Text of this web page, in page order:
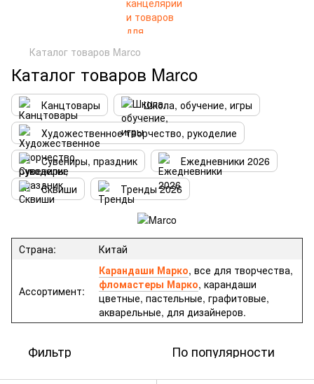
Каталог товаров Marco
Каталог товаров Marco
Канцтовары
Школа, обучение, игры
Художественное творчество, рукоделие
Сувениры, праздник
Ежедневники 2026
Сквиши
Тренды 2026
Страна: Китай
Ассортимент:
Карандаши Марко, все для творчества,
фломастеры Марко, карандаши
цветные, пастельные, графитовые,
акварельные, для дизайнеров.
Фильтр По популярности